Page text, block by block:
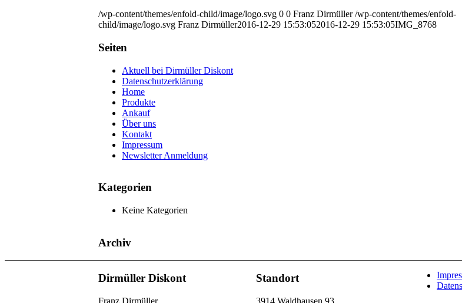
/wp-content/themes/enfold-child/image/logo.svg 0 0 Franz Dirmüller /wp-content/themes/enfold-
child/image/logo.svg Franz Dirmüller2016-12-29 15:53:052016-12-29 15:53:05IMG_8768
Seiten
Aktuell bei Dirmüller Diskont
Datenschutzerklärung
Home
Produkte
Ankauf
Über uns
Kontakt
Impressum
Newsletter Anmeldung
Kategorien
Keine Kategorien
Archiv
Dirmüller Diskont
Franz Dirmüller
Standort
3914 Waldhausen 93